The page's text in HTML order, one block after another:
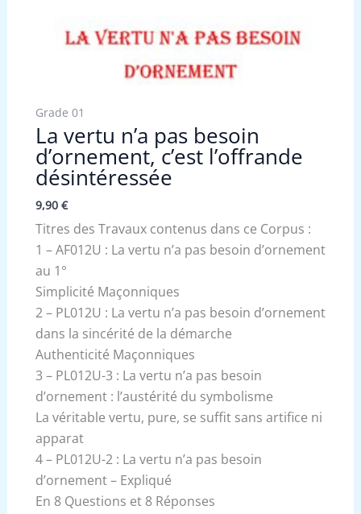
Grade 01
La vertu n’a pas besoin
d’ornement, c’est l’offrande
désintéressée
9,90 €
Titres des Travaux contenus dans ce Corpus :
1 – AF012U : La vertu n’a pas besoin d’ornement
au 1°
Simplicité Maçonniques
2 – PL012U : La vertu n’a pas besoin d’ornement
dans la sincérité de la démarche
Authenticité Maçonniques
3 – PL012U-3 : La vertu n’a pas besoin
d’ornement : l’austérité du symbolisme
La véritable vertu, pure, se suffit sans artifice ni
apparat
4 – PL012U-2 : La vertu n’a pas besoin
d’ornement – Expliqué
En 8 Questions et 8 Réponses